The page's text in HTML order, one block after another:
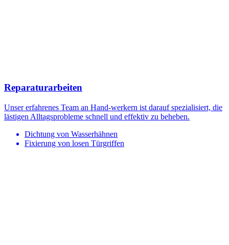
Reparaturarbeiten
Unser erfahrenes Team an Hand-werkern ist darauf spezialisiert, die
lästigen Alltagsprobleme schnell und effektiv zu beheben.
Dichtung von Wasserhähnen
Fixierung von losen Türgriffen